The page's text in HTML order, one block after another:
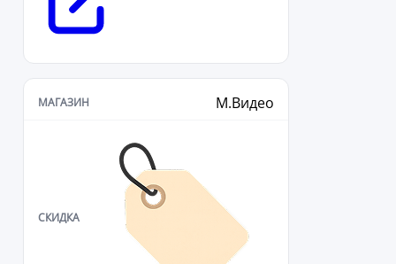
М.Видео